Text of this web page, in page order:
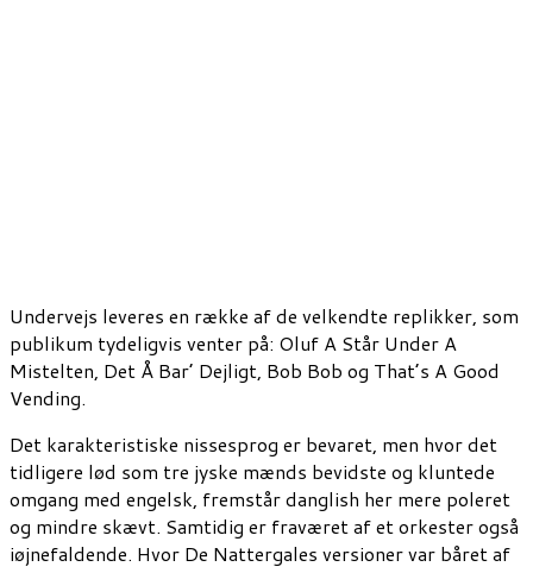
Undervejs leveres en række af de velkendte replikker, som
publikum tydeligvis venter på: Oluf A Står Under A
Mistelten, Det Å Bar’ Dejligt, Bob Bob og That’s A Good
Vending.
Det karakteristiske nissesprog er bevaret, men hvor det
tidligere lød som tre jyske mænds bevidste og kluntede
omgang med engelsk, fremstår danglish her mere poleret
og mindre skævt. Samtidig er fraværet af et orkester også
iøjnefaldende. Hvor De Nattergales versioner var båret af